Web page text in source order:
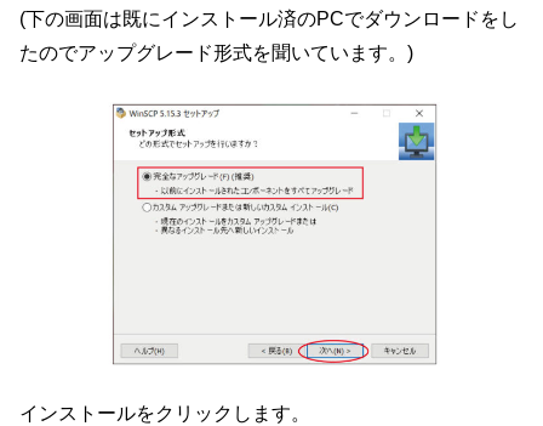
(下の画面は既にインストール済のPCでダウンロードをし
たのでアップグレード形式を聞いています。)
インストールをクリックします。